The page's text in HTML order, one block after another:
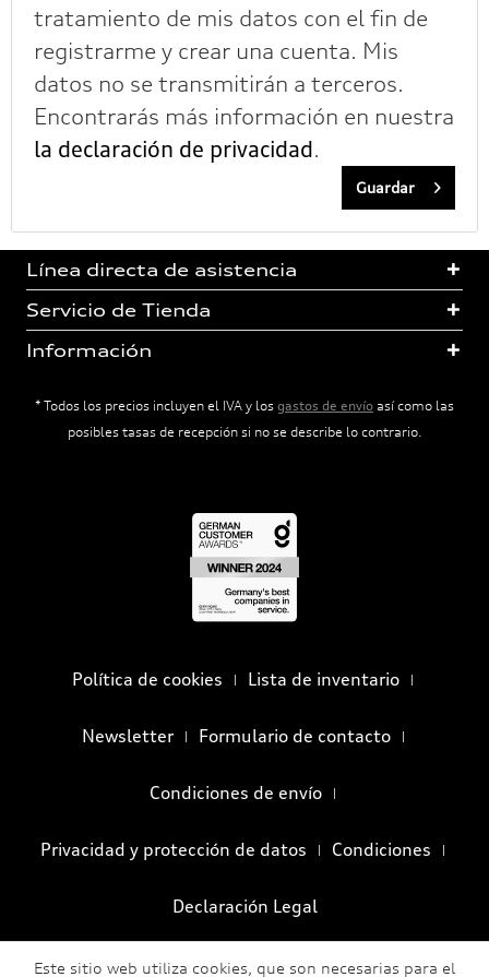
tratamiento de mis datos con el fin de
registrarme y crear una cuenta. Mis
datos no se transmitirán a terceros.
Encontrarás más información en nuestra
la declaración de privacidad.
Guardar
Línea directa de asistencia
Servicio de Tienda
Información
* Todos los precios incluyen el IVA y los gastos de envío así como las
posibles tasas de recepción si no se describe lo contrario.
Política de cookies Lista de inventario
Newsletter Formulario de contacto
Condiciones de envío
Privacidad y protección de datos Condiciones
Declaración Legal
Este sitio web utiliza cookies, que son necesarias para el